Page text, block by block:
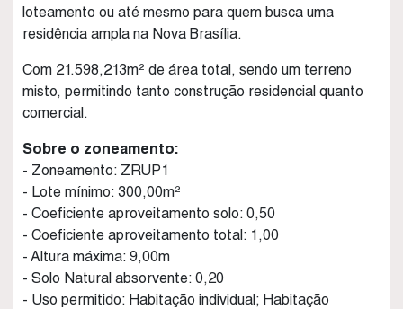
loteamento ou até mesmo para quem busca uma
residência ampla na Nova Brasília.
Com 21.598,213m² de área total, sendo um terreno
misto, permitindo tanto construção residencial quanto
comercial.
Sobre o zoneamento:
- Zoneamento: ZRUP1
- Lote mínimo: 300,00m²
- Coeficiente aproveitamento solo: 0,50
- Coeficiente aproveitamento total: 1,00
- Altura máxima: 9,00m
- Solo Natural absorvente: 0,20
- Uso permitido: Habitação individual; Habitação